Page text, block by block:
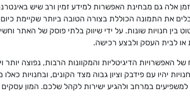
אלה גם מבחינת האפשרות למידע זמין ורב שיש
את התמונה הכוללת בצורה הטובה ביותר שקיימת
בין חנויות שונות. על ידי שיווק בלתי פוסק של האתר
או לבית העסק ולבצע רכישה.
האפשרויות הדיגיטליות והמקוונות הרבות, נפוצה
יהיו עם פידבק וציון גבוה מצד הקונים, ובחנויות
במרחב ולהגיע ישירות לקהל שלכם. המון עסקים